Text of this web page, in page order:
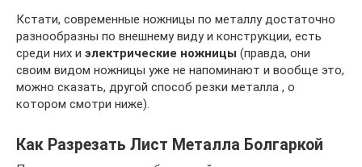
Кстати, современные ножницы по металлу достаточно
разнообразны по внешнему виду и конструкции, есть
среди них и электрические ножницы (правда, они
своим видом ножницы уже не напоминают и вообще это,
можно сказать, другой способ резки металла , о
котором смотри ниже).
Как Разрезать Лист Металла Болгаркой